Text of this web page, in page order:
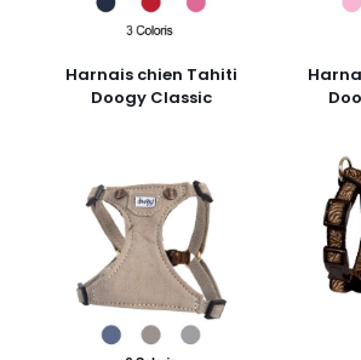
Harnais chien Tahiti
Doogy Classic